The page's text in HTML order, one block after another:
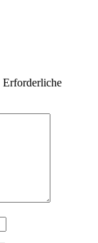
Erforderliche